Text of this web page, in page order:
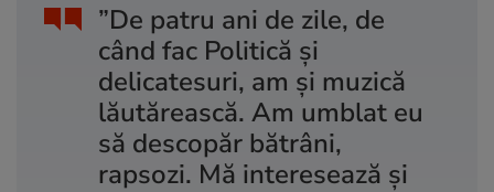
”De patru ani de zile, de
când fac Politică și
delicatesuri, am și muzică
lăutărească. Am umblat eu
să descopăr bătrâni,
rapsozi. Mă interesează și